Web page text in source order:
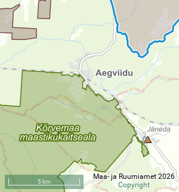
5 km
Maa- ja Ruumiamet 2026
Copyright